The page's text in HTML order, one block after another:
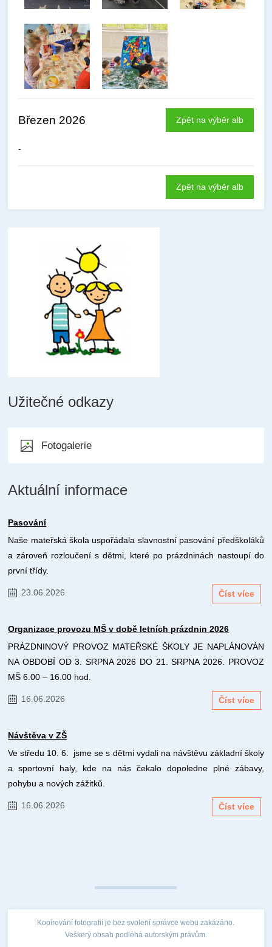
Zpět na výběr alb
Březen 2026
-
Zpět na výběr alb
Užitečné odkazy
Fotogalerie
Aktuální informace
Pasování
Naše mateřská škola uspořádala slavnostní pasování předškoláků
a zároveň rozloučení s dětmi, které po prázdninách nastoupí do
první třídy.
23.06.2026 Číst více
Organizace provozu MŠ v době letních prázdnin 2026
PRÁZDNINOVÝ PROVOZ MATEŘSKÉ ŠKOLY JE NAPLÁNOVÁN
NA OBDOBÍ OD 3. SRPNA 2026 DO 21. SRPNA 2026. PROVOZ
MŠ 6.00 – 16.00 hod.
16.06.2026 Číst více
Návštěva v ZŠ
Ve středu 10. 6. jsme se s dětmi vydali na návštěvu základní školy
a sportovní haly, kde na nás čekalo dopoledne plné zábavy,
pohybu a nových zážitků.
16.06.2026 Číst více
Kopírování fotografií je bez svolení správce webu zakázáno.
Veškerý obsah podléhá autorským právům.